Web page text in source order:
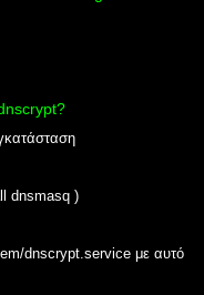
dnsmasq)
dnscrypt.service με αυτό